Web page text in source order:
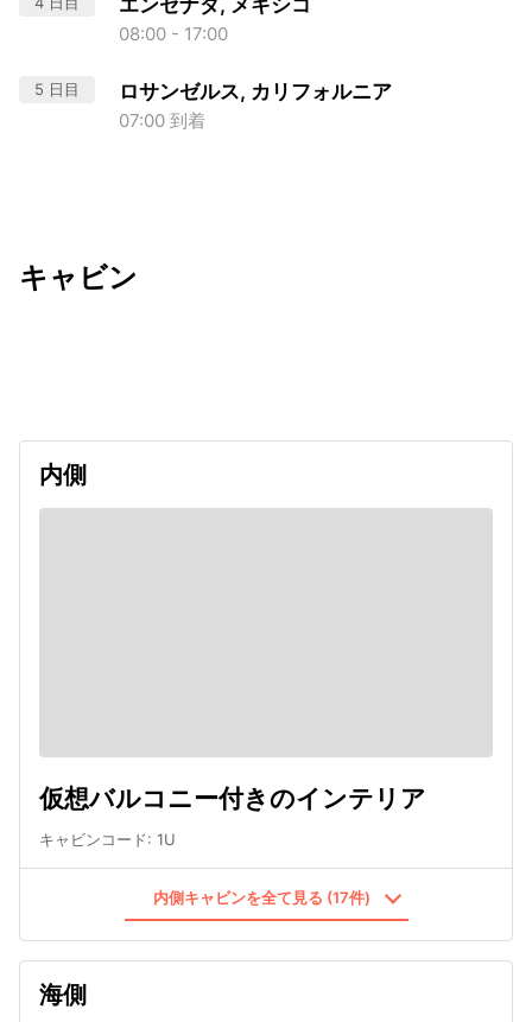
エンセナダ, メキシコ
08:00 - 17:00
5 日目 ロサンゼルス, カリフォルニア
07:00 到着
キャビン
内側
仮想バルコニー付きのインテリア
キャビンコード: 1U
内側キャビンを全て見る (17件)
海側